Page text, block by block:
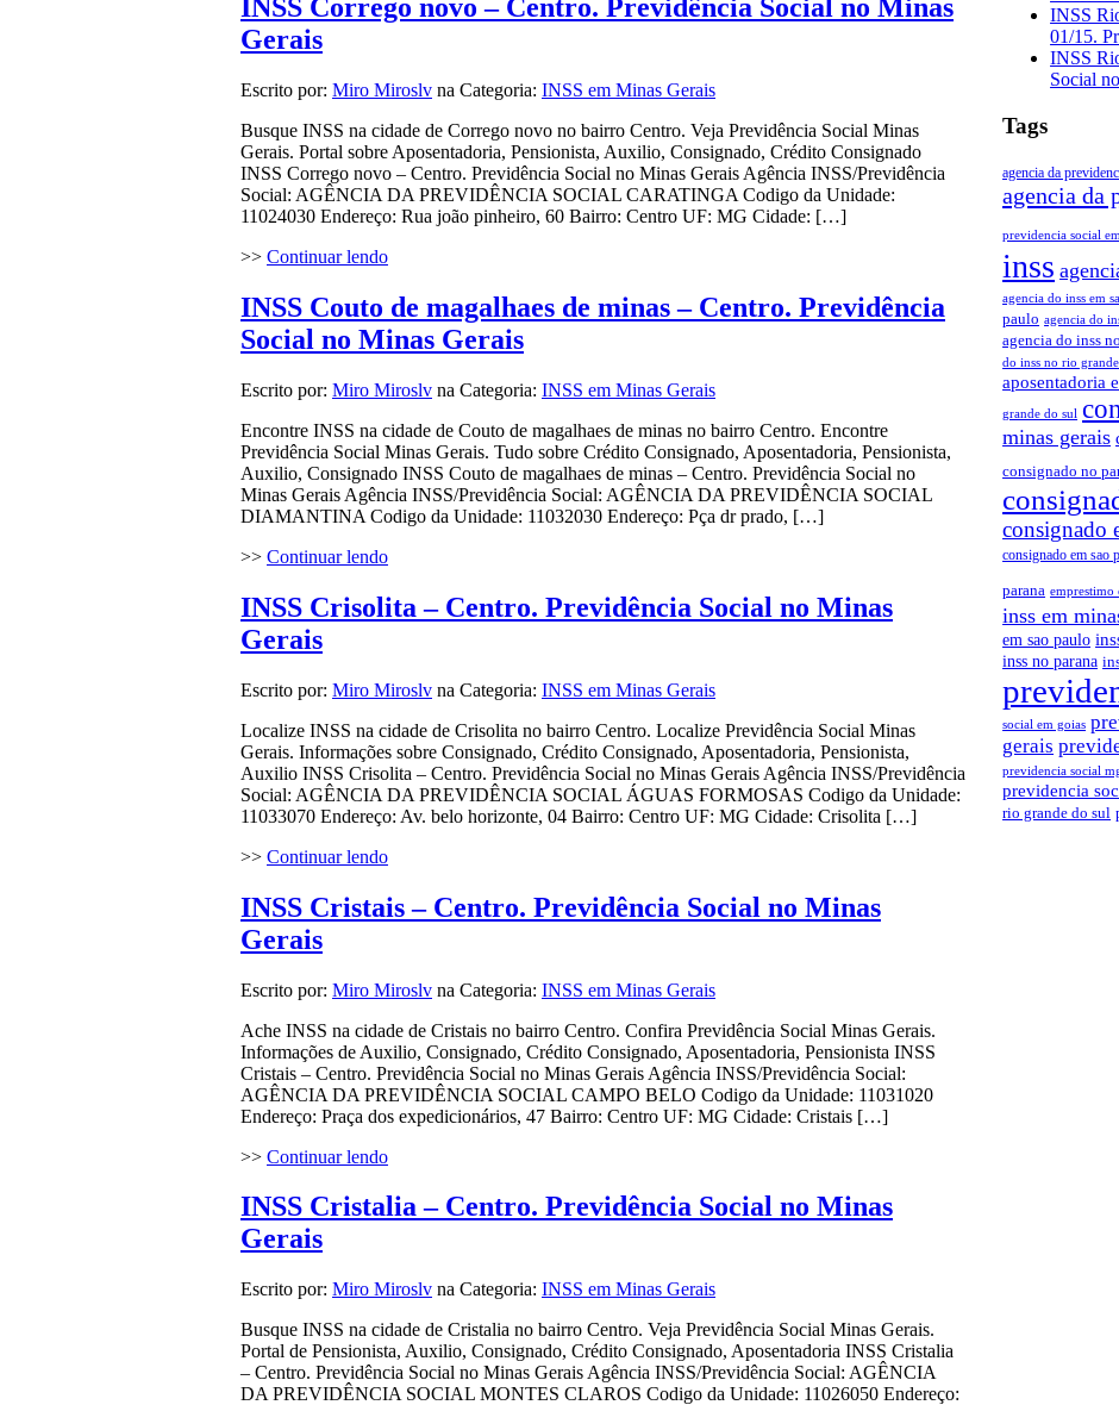
INSS Corrego novo – Centro. Previdência Social no Minas
Gerais
Escrito por: Miro Miroslv na Categoria: INSS em Minas Gerais
Busque INSS na cidade de Corrego novo no bairro Centro. Veja Previdência Social Minas
Gerais. Portal sobre Aposentadoria, Pensionista, Auxilio, Consignado, Crédito Consignado
INSS Corrego novo – Centro. Previdência Social no Minas Gerais Agência INSS/Previdência
Social: AGÊNCIA DA PREVIDÊNCIA SOCIAL CARATINGA Codigo da Unidade:
11024030 Endereço: Rua joão pinheiro, 60 Bairro: Centro UF: MG Cidade: […]
>> Continuar lendo
INSS Couto de magalhaes de minas – Centro. Previdência
Social no Minas Gerais
Escrito por: Miro Miroslv na Categoria: INSS em Minas Gerais
Encontre INSS na cidade de Couto de magalhaes de minas no bairro Centro. Encontre
Previdência Social Minas Gerais. Tudo sobre Crédito Consignado, Aposentadoria, Pensionista,
Auxilio, Consignado INSS Couto de magalhaes de minas – Centro. Previdência Social no
Minas Gerais Agência INSS/Previdência Social: AGÊNCIA DA PREVIDÊNCIA SOCIAL
DIAMANTINA Codigo da Unidade: 11032030 Endereço: Pça dr prado, […]
>> Continuar lendo
INSS Crisolita – Centro. Previdência Social no Minas
Gerais
Escrito por: Miro Miroslv na Categoria: INSS em Minas Gerais
Localize INSS na cidade de Crisolita no bairro Centro. Localize Previdência Social Minas
Gerais. Informações sobre Consignado, Crédito Consignado, Aposentadoria, Pensionista,
Auxilio INSS Crisolita – Centro. Previdência Social no Minas Gerais Agência INSS/Previdência
Social: AGÊNCIA DA PREVIDÊNCIA SOCIAL ÁGUAS FORMOSAS Codigo da Unidade:
11033070 Endereço: Av. belo horizonte, 04 Bairro: Centro UF: MG Cidade: Crisolita […]
>> Continuar lendo
INSS Cristais – Centro. Previdência Social no Minas
Gerais
Escrito por: Miro Miroslv na Categoria: INSS em Minas Gerais
Ache INSS na cidade de Cristais no bairro Centro. Confira Previdência Social Minas Gerais.
Informações de Auxilio, Consignado, Crédito Consignado, Aposentadoria, Pensionista INSS
Cristais – Centro. Previdência Social no Minas Gerais Agência INSS/Previdência Social:
AGÊNCIA DA PREVIDÊNCIA SOCIAL CAMPO BELO Codigo da Unidade: 11031020
Endereço: Praça dos expedicionários, 47 Bairro: Centro UF: MG Cidade: Cristais […]
>> Continuar lendo
INSS Cristalia – Centro. Previdência Social no Minas
Gerais
Escrito por: Miro Miroslv na Categoria: INSS em Minas Gerais
Busque INSS na cidade de Cristalia no bairro Centro. Veja Previdência Social Minas Gerais.
Portal de Pensionista, Auxilio, Consignado, Crédito Consignado, Aposentadoria INSS Cristalia
– Centro. Previdência Social no Minas Gerais Agência INSS/Previdência Social: AGÊNCIA
DA PREVIDÊNCIA SOCIAL MONTES CLAROS Codigo da Unidade: 11026050 Endereço:
INSS
01/15.
INSS
Social
Tags
agencia da
agencia da
previdencia social
inss
agencia do inss em
paulo agencia do
agencia do inss
do inss no rio
aposentadoria
grande do sul
minas gerais
consignado no
consignado
consignado em sao
parana emprestimo
inss em
em sao paulo
inss no parana
social em goias
gerais
previdencia social
previdencia
rio grande do sul